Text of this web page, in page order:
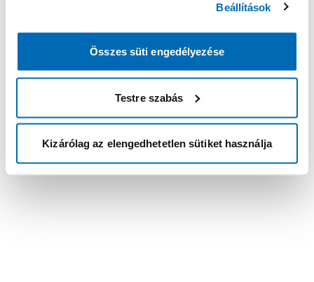
Beállítások
Összes süti engedélyezése
Testre szabás
Kizárólag az elengedhetetlen sütiket használja